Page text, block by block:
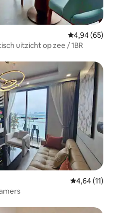
Gemiddelde
4,94 (65)
uitzicht op zee / 1BR
Gemiddelde
4,64 (11)